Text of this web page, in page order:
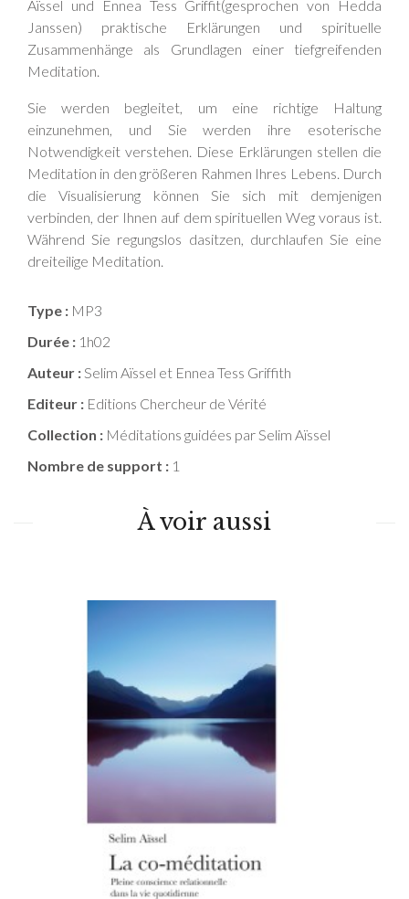
Aïssel und Ennea Tess Griffit(gesprochen von Hedda
Janssen) praktische Erklärungen und spirituelle
Zusammenhänge als Grundlagen einer tiefgreifenden
Meditation.
Sie werden begleitet, um eine richtige Haltung
einzunehmen, und Sie werden ihre esoterische
Notwendigkeit verstehen. Diese Erklärungen stellen die
Meditation in den größeren Rahmen Ihres Lebens. Durch
die Visualisierung können Sie sich mit demjenigen
verbinden, der Ihnen auf dem spirituellen Weg voraus ist.
Während Sie regungslos dasitzen, durchlaufen Sie eine
dreiteilige Meditation.
Type : MP3
Durée : 1h02
Auteur :Selim Aïssel et Ennea Tess Griffith
Editeur : Editions Chercheur de Vérité
Collection : Méditations guidées par Selim Aïssel
Nombre de support : 1
À voir aussi